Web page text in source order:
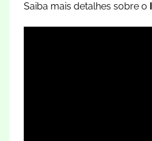
Saiba mais detalhes sobre o